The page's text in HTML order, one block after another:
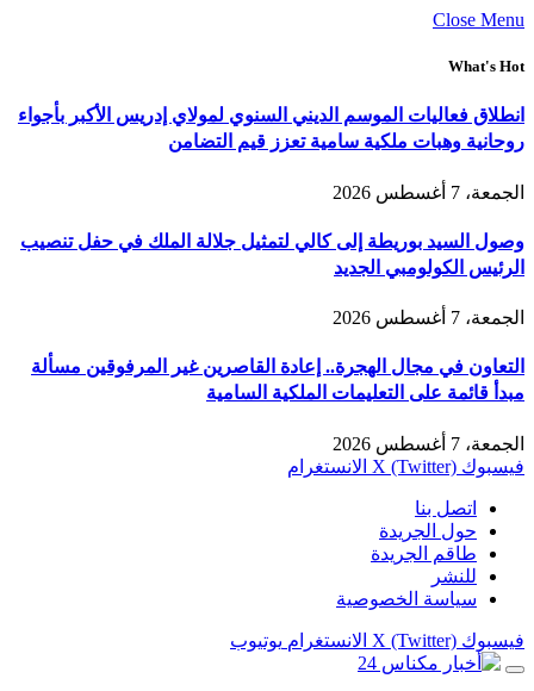
Close Menu
What's Hot
انطلاق فعاليات الموسم الديني السنوي لمولاي إدريس الأكبر بأجواء
روحانية وهبات ملكية سامية تعزز قيم التضامن
الجمعة، 7 أغسطس 2026
وصول السيد بوريطة إلى كالي لتمثيل جلالة الملك في حفل تنصيب
الرئيس الكولومبي الجديد
الجمعة، 7 أغسطس 2026
التعاون في مجال الهجرة.. إعادة القاصرين غير المرفوقين مسألة
مبدأ قائمة على التعليمات الملكية السامية
الجمعة، 7 أغسطس 2026
فيسبوك X (Twitter) الانستغرام
اتصل بنا
حول الجريدة
طاقم الجريدة
للنشر
سياسة الخصوصية
فيسبوك X (Twitter) الانستغرام يوتيوب